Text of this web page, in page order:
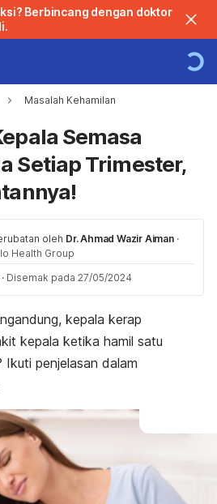
Berbincang dengan doktor
Masalah Kehamilan
Semasa
Setiap Trimester,
oleh Dr. Ahmad Wazir Aiman ·
Health Group
· Disemak pada 27/05/2024
kepala kerap
kepala ketika hamil satu
penjelasan dalam